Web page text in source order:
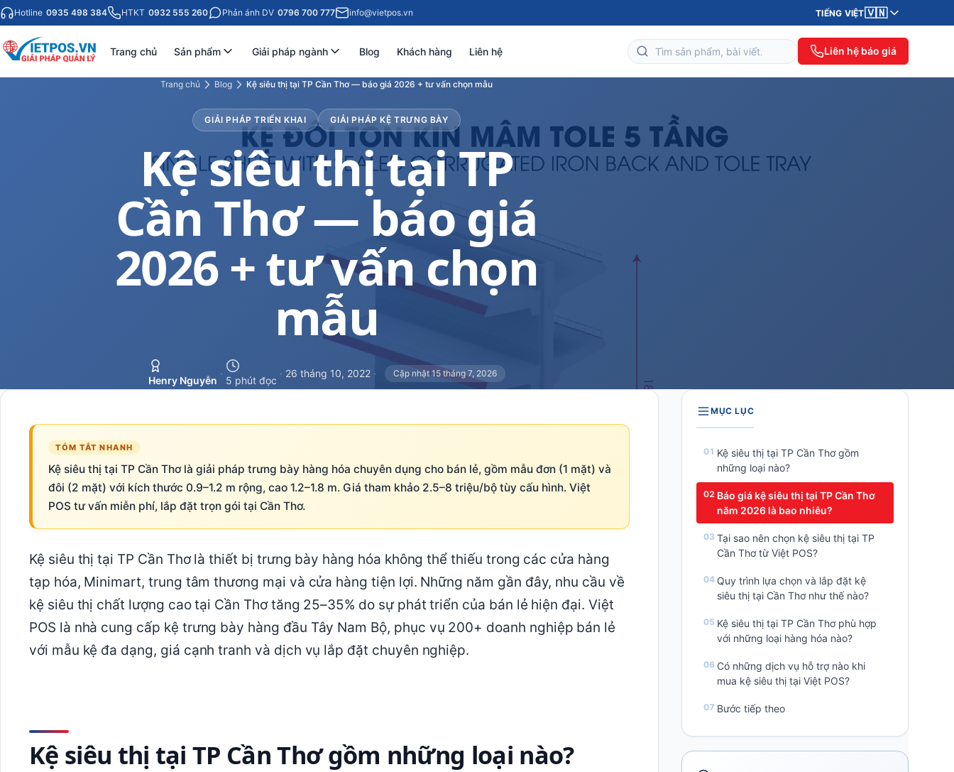
Hotline 0935 498 384 HTKT 0932 555 260 Phản ánh DV 0796 700 777 info@vietpos.vn TIẾNG VIỆT🇻🇳
Trang chủ Sản phẩm Giải pháp ngành Blog Khách hàng Liên hệ Liên hệ báo giá
Trang chủ Blog Kệ siêu thị tại TP Cần Thơ — báo giá 2026 + tư vấn chọn mẫu
GIẢI PHÁP TRIỂN KHAI GIẢI PHÁP KỆ TRƯNG BÀY
Kệ siêu thị tại TP
Cần Thơ — báo giá
2026 + tư vấn chọn
mẫu
Henry Nguyễn
·
5 phút đọc
· 26 tháng 10, 2022 · Cập nhật 15 tháng 7, 2026
TÓM TẮT NHANH
Kệ siêu thị tại TP Cần Thơ là giải pháp trưng bày hàng hóa chuyên dụng cho bán lẻ, gồm mẫu đơn (1 mặt) và
đôi (2 mặt) với kích thước 0.9–1.2 m rộng, cao 1.2–1.8 m. Giá tham khảo 2.5–8 triệu/bộ tùy cấu hình. Việt
POS tư vấn miễn phí, lắp đặt trọn gói tại Cần Thơ.
Kệ siêu thị tại TP Cần Thơ là thiết bị trưng bày hàng hóa không thể thiếu trong các cửa hàng
tạp hóa, Minimart, trung tâm thương mại và cửa hàng tiện lợi. Những năm gần đây, nhu cầu về
kệ siêu thị chất lượng cao tại Cần Thơ tăng 25–35% do sự phát triển của bán lẻ hiện đại. Việt
POS là nhà cung cấp kệ trưng bày hàng đầu Tây Nam Bộ, phục vụ 200+ doanh nghiệp bán lẻ
với mẫu kệ đa dạng, giá cạnh tranh và dịch vụ lắp đặt chuyên nghiệp.
Kệ siêu thị tại TP Cần Thơ gồm những loại nào?
MỤC LỤC
Kệ siêu thị tại TP Cần Thơ gồm
những loại nào?
Báo giá kệ siêu thị tại TP Cần Thơ
năm 2026 là bao nhiêu?
Tại sao nên chọn kệ siêu thị tại TP
Cần Thơ từ Việt POS?
Quy trình lựa chọn và lắp đặt kệ
siêu thị tại Cần Thơ như thế nào?
Kệ siêu thị tại TP Cần Thơ phù hợp
với những loại hàng hóa nào?
Có những dịch vụ hỗ trợ nào khi
mua kệ siêu thị tại Việt POS?
Bước tiếp theo